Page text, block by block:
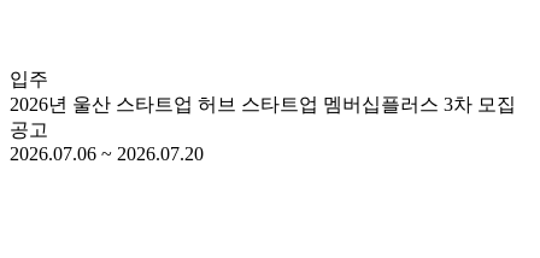
입주
2026년 울산 스타트업 허브 스타트업 멤버십플러스 3차 모집
공고
2026.07.06 ~ 2026.07.20